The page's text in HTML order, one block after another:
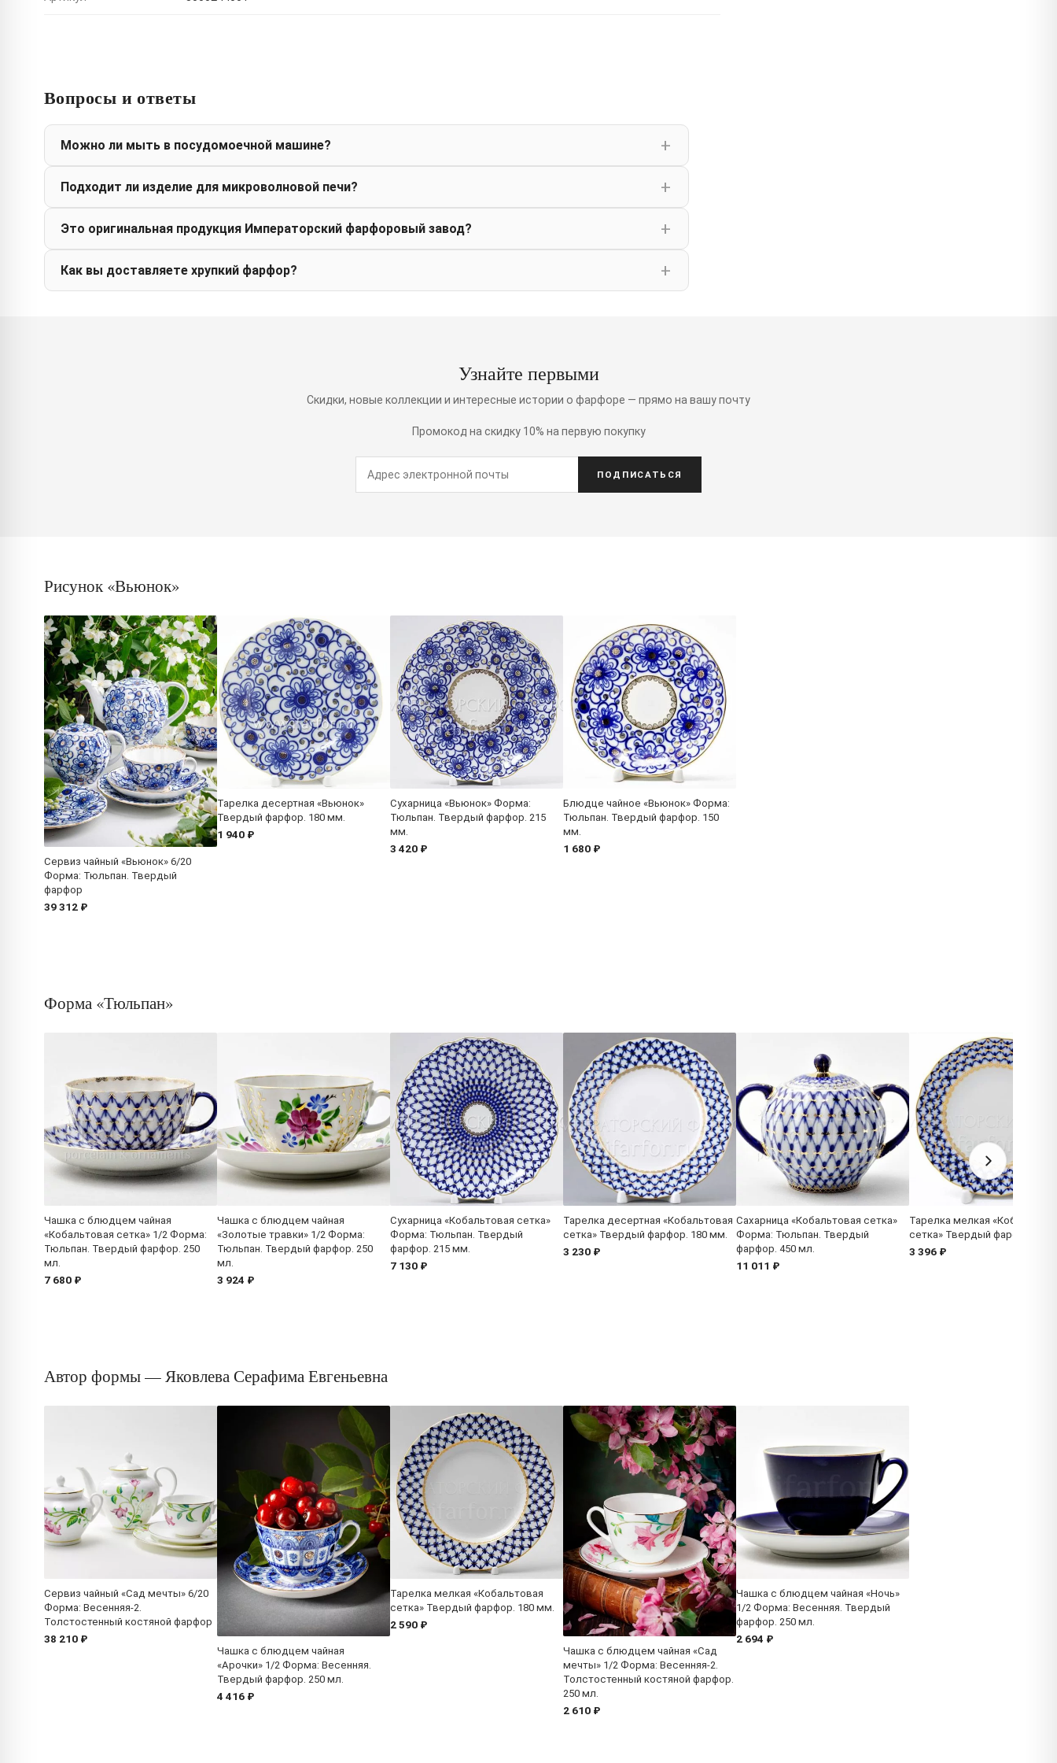
Вопросы и ответы
Можно ли мыть в посудомоечной машине?
Подходит ли изделие для микроволновой печи?
Это оригинальная продукция Императорский фарфоровый завод?
Как вы доставляете хрупкий фарфор?
Узнайте первыми
Скидки, новые коллекции и интересные истории о фарфоре — прямо на вашу почту
Промокод на скидку 10% на первую покупку
ПОДПИСАТЬСЯ
Рисунок «Вьюнок»
Сервиз чайный «Вьюнок» 6/20
Форма: Тюльпан. Твердый
фарфор
39 312 ₽
Тарелка десертная «Вьюнок»
Твердый фарфор. 180 мм.
1 940 ₽
Сухарница «Вьюнок» Форма:
Тюльпан. Твердый фарфор. 215
мм.
3 420 ₽
Блюдце чайное «Вьюнок» Форма:
Тюльпан. Твердый фарфор. 150
мм.
1 680 ₽
Форма «Тюльпан»
Чашка с блюдцем чайная
«Кобальтовая сетка» 1/2 Форма:
Тюльпан. Твердый фарфор. 250
мл.
7 680 ₽
Чашка с блюдцем чайная
«Золотые травки» 1/2 Форма:
Тюльпан. Твердый фарфор. 250
мл.
3 924 ₽
Сухарница «Кобальтовая сетка»
Форма: Тюльпан. Твердый
фарфор. 215 мм.
7 130 ₽
Тарелка десертная «Кобальтовая
сетка» Твердый фарфор. 180 мм.
3 230 ₽
Сахарница «Кобальтовая сетка»
Форма: Тюльпан. Твердый
фарфор. 450 мл.
11 011 ₽
Тарелка мелкая
сетка» Твердый фарфор.
3 396 ₽
Автор формы — Яковлева Серафима Евгеньевна
Сервиз чайный «Сад мечты» 6/20
Форма: Весенняя-2.
Толстостенный костяной фарфор
38 210 ₽
Чашка с блюдцем чайная
«Арочки» 1/2 Форма: Весенняя.
Твердый фарфор. 250 мл.
4 416 ₽
Тарелка мелкая «Кобальтовая
сетка» Твердый фарфор. 180 мм.
2 590 ₽
Чашка с блюдцем чайная «Сад
мечты» 1/2 Форма: Весенняя-2.
Толстостенный костяной фарфор.
250 мл.
2 610 ₽
Чашка с блюдцем чайная «Ночь»
1/2 Форма: Весенняя. Твердый
фарфор. 250 мл.
2 694 ₽